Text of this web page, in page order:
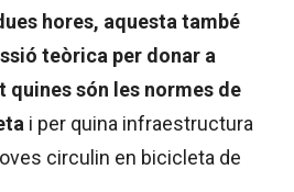
hores, aquesta també
teòrica per donar a
quines són les normes de
i per quina infraestructura
circulin en bicicleta de